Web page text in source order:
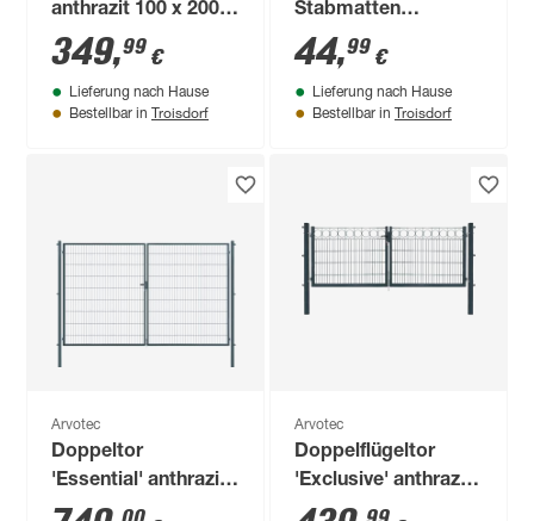
anthrazit 100 x 200
cm, mit
Zaunanschluss
349,99 €
Lieferung nach Hause
Bestellbar in Troisdorf
Stabmatten
'Exclusive' anthrazit
6 x 6 x 220 cm
44,99 €
Lieferung nach Hause
Bestellbar in Troisdorf
Arvotec
Doppeltor
'Essential' anthrazit
400 x 180 cm, mit
Arvotec
Doppelflügeltor
'Exclusive' anthrazit
300 x 100 cm, mit